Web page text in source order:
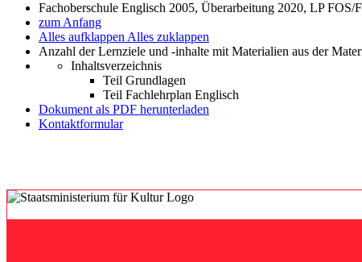
Fachoberschule Englisch 2005, Überarbeitung 2020, LP FOS/
zum Anfang
Alles aufklappen Alles zuklappen
Anzahl der Lernziele und -inhalte mit Materialien aus der
Inhaltsverzeichnis
Teil Grundlagen
Teil Fachlehrplan Englisch
Dokument als PDF herunterladen
Kontaktformular